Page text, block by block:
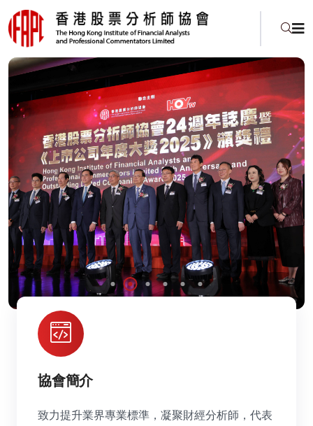
協會簡介
致力提升業界專業標準，凝聚財經分析師，代表